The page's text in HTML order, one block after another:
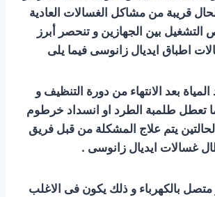
قريبة من مشاكل الغسالات العادية
بين الجهازين و تنحصر أبرز
اطباق ايديال زانوسى فيما يلى
بعد الانتهاء من دورة التنظيف و
تعطل طلمبة الطرد او انسداد خرطوم
يتم علاج المشكلة من قبل فريق
غسالات ايديال زانوسى .
متصل بالكهرباء و ذلك يكون فى الاغلب